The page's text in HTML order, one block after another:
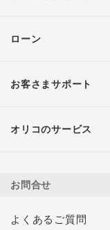
ローン
お客さまサポート
オリコのサービス
お問合せ
よくあるご質問